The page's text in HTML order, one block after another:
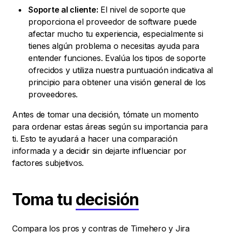
Soporte al cliente: El nivel de soporte que
proporciona el proveedor de software puede
afectar mucho tu experiencia, especialmente si
tienes algún problema o necesitas ayuda para
entender funciones. Evalúa los tipos de soporte
ofrecidos y utiliza nuestra puntuación indicativa al
principio para obtener una visión general de los
proveedores.
Antes de tomar una decisión, tómate un momento
para ordenar estas áreas según su importancia para
ti. Esto te ayudará a hacer una comparación
informada y a decidir sin dejarte influenciar por
factores subjetivos.
Toma tu decisión
Compara los pros y contras de Timehero y Jira